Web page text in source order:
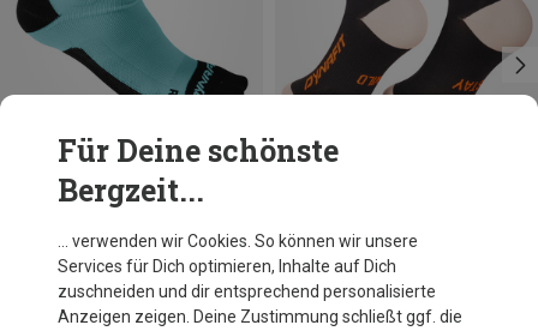
+4
Alpine Short Socken
35|36|37|38
39|40|41|42
43|44|45|46
Dynafit
Traverse Crew Socken
18,16 €
Für Deine schönste
Bergzeit...
… verwenden wir Cookies. So können wir unsere
Services für Dich optimieren, Inhalte auf Dich
zuschneiden und dir entsprechend personalisierte
Anzeigen zeigen. Deine Zustimmung schließt ggf. die